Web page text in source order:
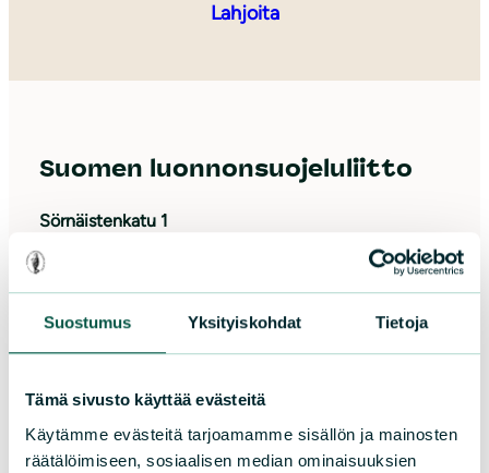
Suostumus Yksityiskohdat Tietoja
Tämä sivusto käyttää evästeitä
Käytämme evästeitä tarjoamamme sisällön ja mainosten
räätälöimiseen, sosiaalisen median ominaisuuksien
Lahjoita
Suomen luonnonsuojeluliitto
Sörnäistenkatu 1
00580 Helsinki
Asiakaspalvelu ja lahjoitukset
Puh. 09 228 08210 (arkisin 9-15)
toimisto@sll.fi
Tue meitä